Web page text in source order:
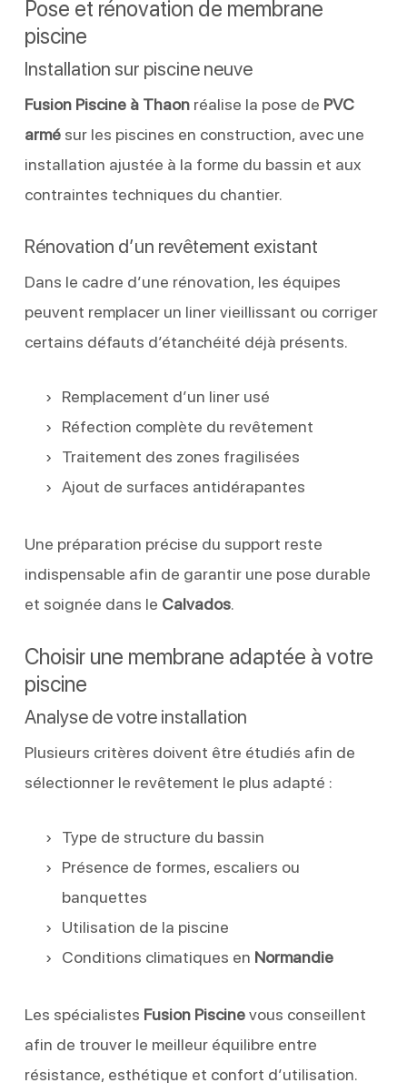
Pose et rénovation de membrane
piscine
Installation sur piscine neuve
Fusion Piscine à Thaonréalise la pose de PVC
armésur les piscines en construction, avec une
installation ajustée à la forme du bassin et aux
contraintes techniques du chantier.
Rénovation d’un revêtement existant
Dans le cadre d’une rénovation, les équipes
peuvent remplacer un liner vieillissant ou corriger
certains défauts d’étanchéité déjà présents.
Remplacement d’un liner usé
Réfection complète du revêtement
Traitement des zones fragilisées
Ajout de surfaces antidérapantes
Une préparation précise du support reste
indispensable afin de garantir une pose durable
et soignée dans le Calvados.
Choisir une membrane adaptée à votre
piscine
Analyse de votre installation
Plusieurs critères doivent être étudiés afin de
sélectionner le revêtement le plus adapté :
Type de structure du bassin
Présence de formes, escaliers ou
banquettes
Utilisation de la piscine
Conditions climatiques en Normandie
Les spécialistes Fusion Piscinevous conseillent
afin de trouver le meilleur équilibre entre
résistance, esthétique et confort d’utilisation.